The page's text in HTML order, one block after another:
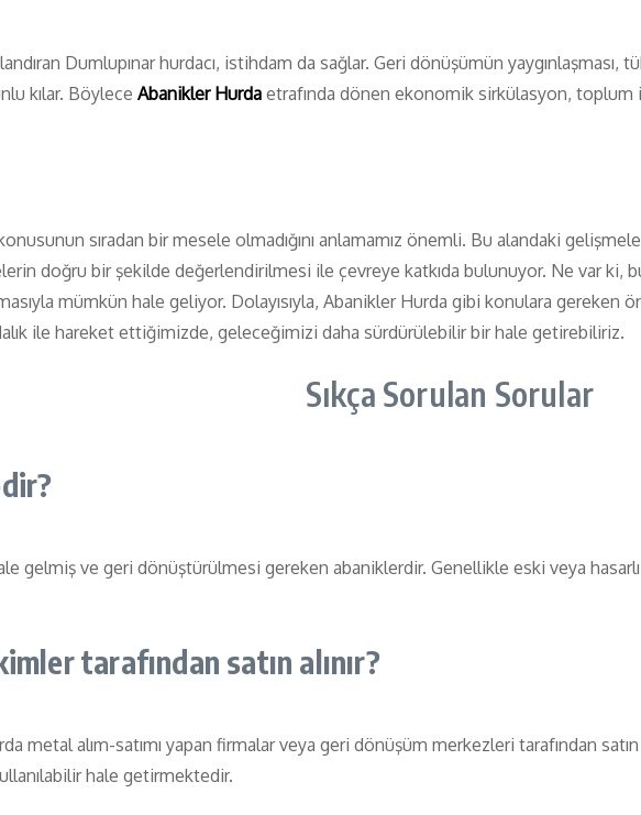
Dumlupınar hurdacı, istihdam da sağlar. Geri dönüşümün yaygınlaşması,
kılar. Böylece Abanikler Hurda etrafında dönen ekonomik sirkülasyon, toplum
sıradan bir mesele olmadığını anlamamız önemli. Bu alandaki
doğru bir şekilde değerlendirilmesi ile çevreye katkıda bulunuyor. Ne var ki,
mümkün hale geliyor. Dolayısıyla, Abanikler Hurda gibi konulara
ile hareket ettiğimizde, geleceğimizi daha sürdürülebilir bir hale getirebiliriz.
Sıkça Sorulan Sorular
gelmiş ve geri dönüştürülmesi gereken abaniklerdir. Genellikle eski veya
tarafından satın alınır?
metal alım-satımı yapan firmalar veya geri dönüşüm merkezleri tarafından
hale getirmektedir.